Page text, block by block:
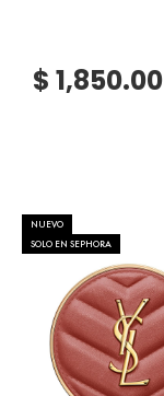
$ 1,850.00
NUEVO
SOLO EN SEPHORA
Ver más